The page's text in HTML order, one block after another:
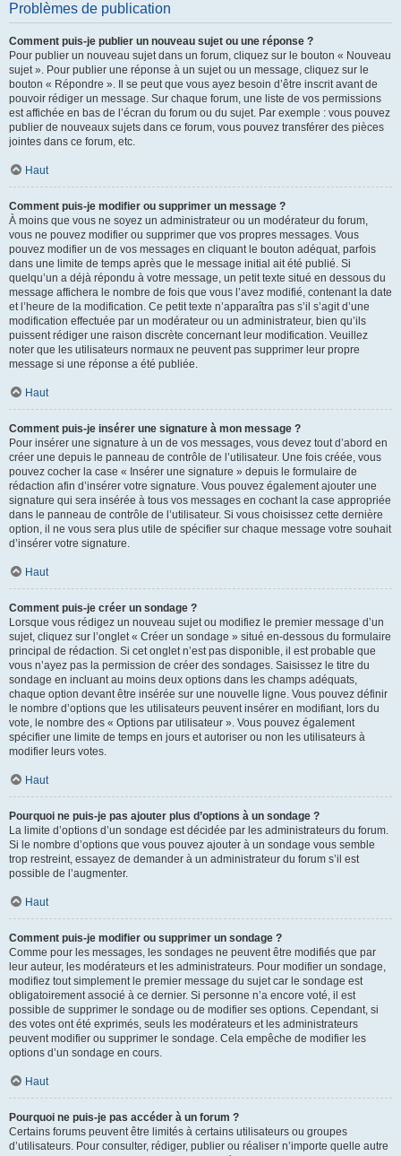
Problèmes de publication
Comment puis-je publier un nouveau sujet ou une réponse ?
Pour publier un nouveau sujet dans un forum, cliquez sur le bouton « Nouveau
sujet ». Pour publier une réponse à un sujet ou un message, cliquez sur le
bouton « Répondre ». Il se peut que vous ayez besoin d’être inscrit avant de
pouvoir rédiger un message. Sur chaque forum, une liste de vos permissions
est affichée en bas de l’écran du forum ou du sujet. Par exemple : vous pouvez
publier de nouveaux sujets dans ce forum, vous pouvez transférer des pièces
jointes dans ce forum, etc.
Haut
Comment puis-je modifier ou supprimer un message ?
À moins que vous ne soyez un administrateur ou un modérateur du forum,
vous ne pouvez modifier ou supprimer que vos propres messages. Vous
pouvez modifier un de vos messages en cliquant le bouton adéquat, parfois
dans une limite de temps après que le message initial ait été publié. Si
quelqu’un a déjà répondu à votre message, un petit texte situé en dessous du
message affichera le nombre de fois que vous l’avez modifié, contenant la date
et l’heure de la modification. Ce petit texte n’apparaîtra pas s’il s’agit d’une
modification effectuée par un modérateur ou un administrateur, bien qu’ils
puissent rédiger une raison discrète concernant leur modification. Veuillez
noter que les utilisateurs normaux ne peuvent pas supprimer leur propre
message si une réponse a été publiée.
Haut
Comment puis-je insérer une signature à mon message ?
Pour insérer une signature à un de vos messages, vous devez tout d’abord en
créer une depuis le panneau de contrôle de l’utilisateur. Une fois créée, vous
pouvez cocher la case « Insérer une signature » depuis le formulaire de
rédaction afin d’insérer votre signature. Vous pouvez également ajouter une
signature qui sera insérée à tous vos messages en cochant la case appropriée
dans le panneau de contrôle de l’utilisateur. Si vous choisissez cette dernière
option, il ne vous sera plus utile de spécifier sur chaque message votre souhait
d’insérer votre signature.
Haut
Comment puis-je créer un sondage ?
Lorsque vous rédigez un nouveau sujet ou modifiez le premier message d’un
sujet, cliquez sur l’onglet « Créer un sondage » situé en-dessous du formulaire
principal de rédaction. Si cet onglet n’est pas disponible, il est probable que
vous n’ayez pas la permission de créer des sondages. Saisissez le titre du
sondage en incluant au moins deux options dans les champs adéquats,
chaque option devant être insérée sur une nouvelle ligne. Vous pouvez définir
le nombre d’options que les utilisateurs peuvent insérer en modifiant, lors du
vote, le nombre des « Options par utilisateur ». Vous pouvez également
spécifier une limite de temps en jours et autoriser ou non les utilisateurs à
modifier leurs votes.
Haut
Pourquoi ne puis-je pas ajouter plus d’options à un sondage ?
La limite d’options d’un sondage est décidée par les administrateurs du forum.
Si le nombre d’options que vous pouvez ajouter à un sondage vous semble
trop restreint, essayez de demander à un administrateur du forum s’il est
possible de l’augmenter.
Haut
Comment puis-je modifier ou supprimer un sondage ?
Comme pour les messages, les sondages ne peuvent être modifiés que par
leur auteur, les modérateurs et les administrateurs. Pour modifier un sondage,
modifiez tout simplement le premier message du sujet car le sondage est
obligatoirement associé à ce dernier. Si personne n’a encore voté, il est
possible de supprimer le sondage ou de modifier ses options. Cependant, si
des votes ont été exprimés, seuls les modérateurs et les administrateurs
peuvent modifier ou supprimer le sondage. Cela empêche de modifier les
options d’un sondage en cours.
Haut
Pourquoi ne puis-je pas accéder à un forum ?
Certains forums peuvent être limités à certains utilisateurs ou groupes
d’utilisateurs. Pour consulter, rédiger, publier ou réaliser n’importe quelle autre